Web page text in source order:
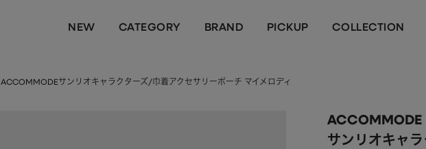
NEW CATEGORY BRAND PICKUP COLLECTION
ACCOMMODEサンリオキャラクターズ/巾着アクセサリーポーチ マイメロディ
ACCOMMODE
サンリオキャ